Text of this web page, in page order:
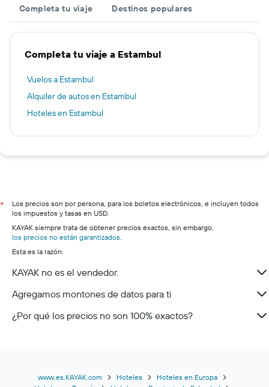
Completa tu viaje Destinos populares
Completa tu viaje a Estambul
Vuelos a Estambul
Alquiler de autos en Estambul
Hoteles en Estambul
*
Los precios son por persona, para los boletos electrónicos, e incluyen todos
los impuestos y tasas en USD.
KAYAK siempre trata de obtener precios exactos, sin embargo,
los precios no están garantizados.
Esta es la razón:
KAYAK no es el vendedor.
Agregamos montones de datos para ti
¿Por qué los precios no son 100% exactos?
www.es.KAYAK.com Hoteles
Hoteles en Europa